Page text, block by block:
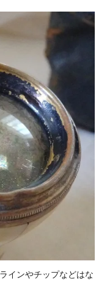
インやチップなどはな